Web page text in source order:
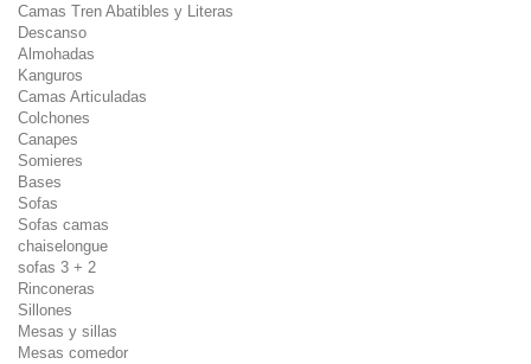
Camas Tren Abatibles y Literas
Descanso
Almohadas
Kanguros
Camas Articuladas
Colchones
Canapes
Somieres
Bases
Sofas
Sofas camas
chaiselongue
sofas 3 + 2
Rinconeras
Sillones
Mesas y sillas
Mesas comedor